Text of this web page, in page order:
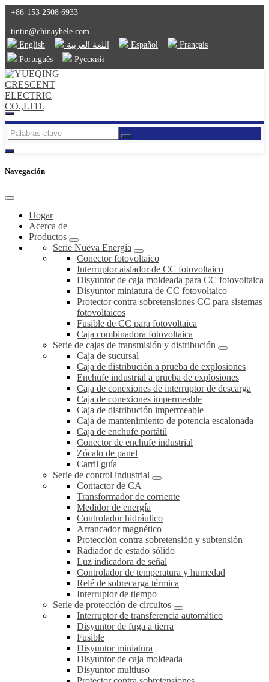
+86-153 2508 6933
tintin@chinayhele.com
English
اللغة العربية Español
Français
Português
Русский
Navegación
Hogar
Acerca de
Productos
Serie Nueva Energía
Conector fotovoltaico
Interruptor aislador de CC fotovoltaico
Disyuntor de caja moldeada para CC fotovoltaica
Disyuntor miniatura de CC fotovoltaico
Protector contra sobretensiones CC para sistemas
fotovoltaicos
Fusible de CC para fotovoltaica
Caja combinadora fotovoltaica
Serie de cajas de transmisión y distribución
Caja de sucursal
Caja de distribución a prueba de explosiones
Enchufe industrial a prueba de explosiones
Caja de conexiones de interruptor de descarga
Caja de conexiones impermeable
Caja de distribución impermeable
Caja de mantenimiento de potencia escalonada
Caja de enchufe portátil
Conector de enchufe industrial
Zócalo de panel
Carril guía
Serie de control industrial
Contactor de CA
Transformador de corriente
Medidor de energía
Controlador hidráulico
Arrancador magnético
Protección contra sobretensión y subtensión
Radiador de estado sólido
Luz indicadora de señal
Controlador de temperatura y humedad
Relé de sobrecarga térmica
Interruptor de tiempo
Serie de protección de circuitos
Interruptor de transferencia automático
Disyuntor de fuga a tierra
Fusible
Disyuntor miniatura
Disyuntor de caja moldeada
Disyuntor multiuso